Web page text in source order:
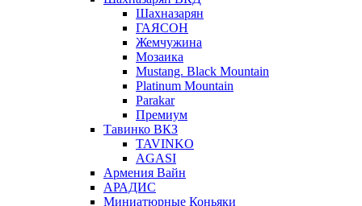
Шахназарян
ГАЯСОН
Жемчужина
Мозаика
Mustang. Black Mountain
Platinum Mountain
Parakar
Премиум
Тавинко ВКЗ
TAVINKO
AGASI
Армения Вайн
АРАДИС
Миниатюрные Коньяки